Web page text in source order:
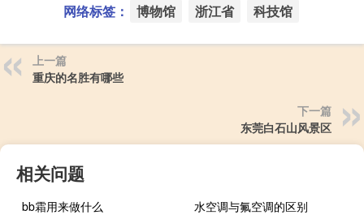
网络标签： 博物馆 浙江省 科技馆
上一篇
重庆的名胜有哪些
下一篇
东莞白石山风景区
相关问题
bb霜用来做什么
水空调与氟空调的区别